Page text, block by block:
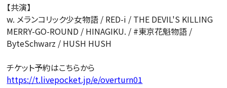
【共演】
w. メランコリック少女物語 / RED-i / THE DEVIL'S KILLING
MERRY-GO-ROUND / HINAGIKU. / #東京花魁物語 /
ByteSchwarz / HUSH HUSH
チケット予約はこちらから
https://t.livepocket.jp/e/overturn01